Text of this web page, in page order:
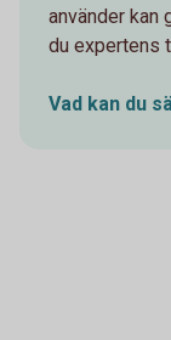
använder kan
du expertens
Vad kan du